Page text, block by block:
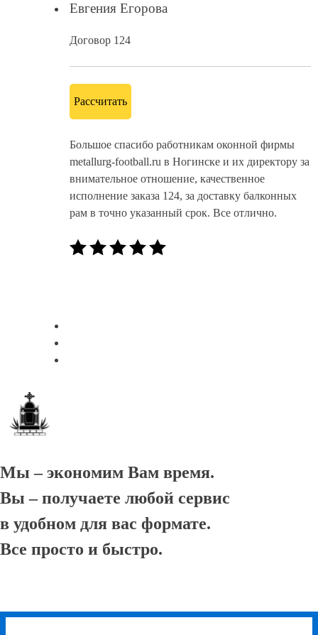
Евгения Егорова
Договор 124
Рассчитать
Большое спасибо работникам оконной фирмы
metallurg-football.ru в Ногинске и их директору за
внимательное отношение, качественное
исполнение заказа 124, за доставку балконных
рам в точно указанный срок. Все отлично.
Мы – экономим Вам время.
Вы – получаете любой сервис
в удобном для вас формате.
Все просто и быстро.